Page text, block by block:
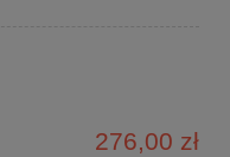
276,00 zł